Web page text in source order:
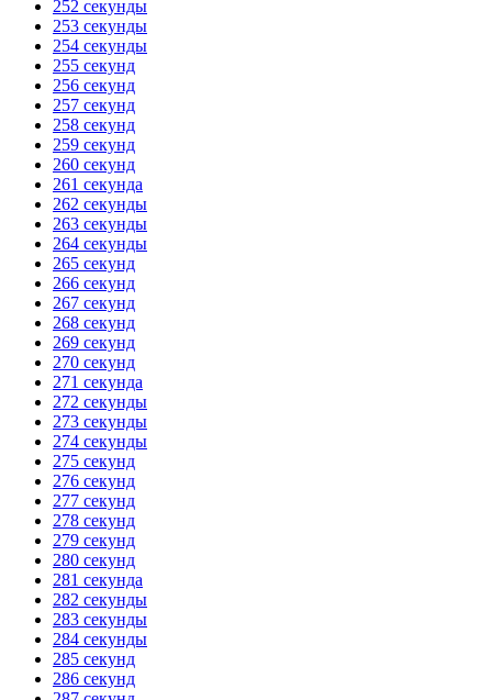
252 секунды
253 секунды
254 секунды
255 секунд
256 секунд
257 секунд
258 секунд
259 секунд
260 секунд
261 секунда
262 секунды
263 секунды
264 секунды
265 секунд
266 секунд
267 секунд
268 секунд
269 секунд
270 секунд
271 секунда
272 секунды
273 секунды
274 секунды
275 секунд
276 секунд
277 секунд
278 секунд
279 секунд
280 секунд
281 секунда
282 секунды
283 секунды
284 секунды
285 секунд
286 секунд